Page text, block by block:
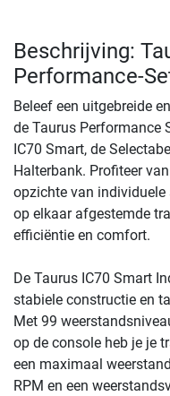
Beschrijving:
Performance-
Beleef een uitgebreide
de Taurus Performance
IC70 Smart, de
Halterbank. Profiteer
opzichte van individuele
op elkaar afgestemde
efficiëntie en comfort.
De Taurus IC70 Smart
stabiele constructie en
Met 99
op de console heb je je
een maximaal
RPM en een